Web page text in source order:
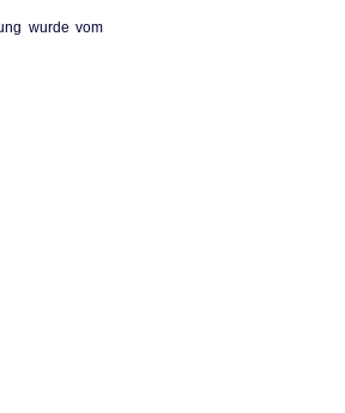
wurde vom